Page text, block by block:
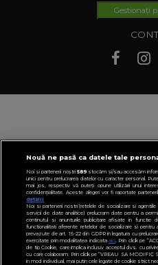
Gestionați
Nouă ne pasă ca datele tale
Noi și partenerii noștri589stocăm și/sau accesăm
unici pentru prelucrarea datelor cu caracter personal.
mai jos, respectiv vă puteți opune utilizării unui
confidențialitate. Aceste alegeri vor fi raportate
detalii
Noi si partenerii nostri (retelele de socializare si
servicii de date analitice) prelucram date pentru a
continutul si anunturile publicitare afisate in
functionalitati aferente retelelor de socializare si
prevazute de art. 15-22 din GDPR in legatura cu
exercitate prin modalitatea indicataaici. Prin click pe
de tip Cookie, care implica inclusiv acceptul dvs. cu
cu care colaboram. Prin click pe “VREAU SA
in mod individual, mai putin cele legate de cookie strict